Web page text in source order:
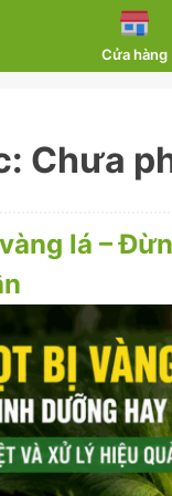
Cửa hàng
Chưa
lá –